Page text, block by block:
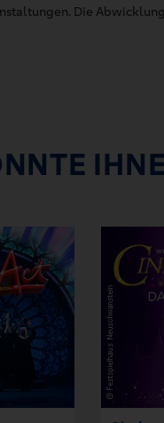
Die